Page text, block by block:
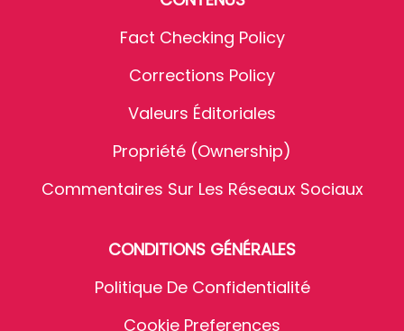
Fact Checking Policy
Corrections Policy
Valeurs Éditoriales
Propriété (Ownership)
Commentaires Sur Les Réseaux Sociaux
CONDITIONS GÉNÉRALES
Politique De Confidentialité
Cookie Preferences